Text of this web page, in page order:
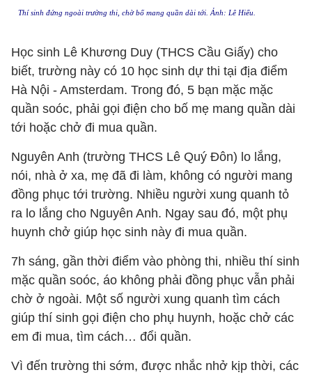
Thí sinh đứng ngoài trường thi, chờ bố mang quần dài tới. Ảnh: Lê Hiếu.
Học sinh Lê Khương Duy (THCS Cầu Giấy) cho
biết, trường này có 10 học sinh dự thi tại địa điểm
Hà Nội - Amsterdam. Trong đó, 5 bạn mặc mặc
quần soóc, phải gọi điện cho bố mẹ mang quần dài
tới hoặc chở đi mua quần.
Nguyên Anh (trường THCS Lê Quý Đôn) lo lắng,
nói, nhà ở xa, mẹ đã đi làm, không có người mang
đồng phục tới trường. Nhiều người xung quanh tỏ
ra lo lắng cho Nguyên Anh. Ngay sau đó, một phụ
huynh chở giúp học sinh này đi mua quần.
7h sáng, gần thời điểm vào phòng thi, nhiều thí sinh
mặc quần soóc, áo không phải đồng phục vẫn phải
chờ ở ngoài. Một số người xung quanh tìm cách
giúp thí sinh gọi điện cho phụ huynh, hoặc chở các
em đi mua, tìm cách… đổi quần.
Vì đến trường thi sớm, được nhắc nhở kịp thời, các